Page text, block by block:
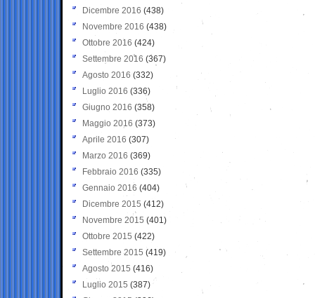
Dicembre 2016 (438)
Novembre 2016 (438)
Ottobre 2016 (424)
Settembre 2016 (367)
Agosto 2016 (332)
Luglio 2016 (336)
Giugno 2016 (358)
Maggio 2016 (373)
Aprile 2016 (307)
Marzo 2016 (369)
Febbraio 2016 (335)
Gennaio 2016 (404)
Dicembre 2015 (412)
Novembre 2015 (401)
Ottobre 2015 (422)
Settembre 2015 (419)
Agosto 2015 (416)
Luglio 2015 (387)